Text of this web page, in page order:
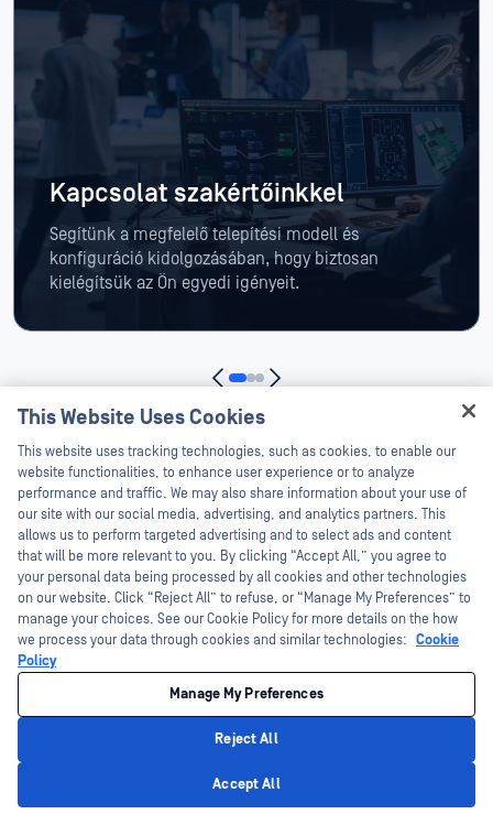
Kapcsolat szakértőinkkel
Segítünk a megfelelő telepítési modell és
konfiguráció kidolgozásában, hogy biztosan
kielégítsük az Ön egyedi igényeit.
Kapcsolat Egy Szakértővel
Ajánlott források
Blog (1)
This Website Uses Cookies
This website uses tracking technologies, such as cookies, to enable our
website functionalities, to enhance user experience or to analyze
performance and traffic. We may also share information about your use of
our site with our social media, advertising, and analytics partners. This
allows us to perform targeted advertising and to select ads and content
that will be more relevant to you. By clicking “Accept All,” you agree to
your personal data being processed by all cookies and other technologies
on our website. Click “Reject All” to refuse, or “Manage My Preferences” to
manage your choices. See our Cookie Policy for more details on the how
we process your data through cookies and similar technologies: Cookie
Policy
Manage My Preferences
Reject All
Accept All